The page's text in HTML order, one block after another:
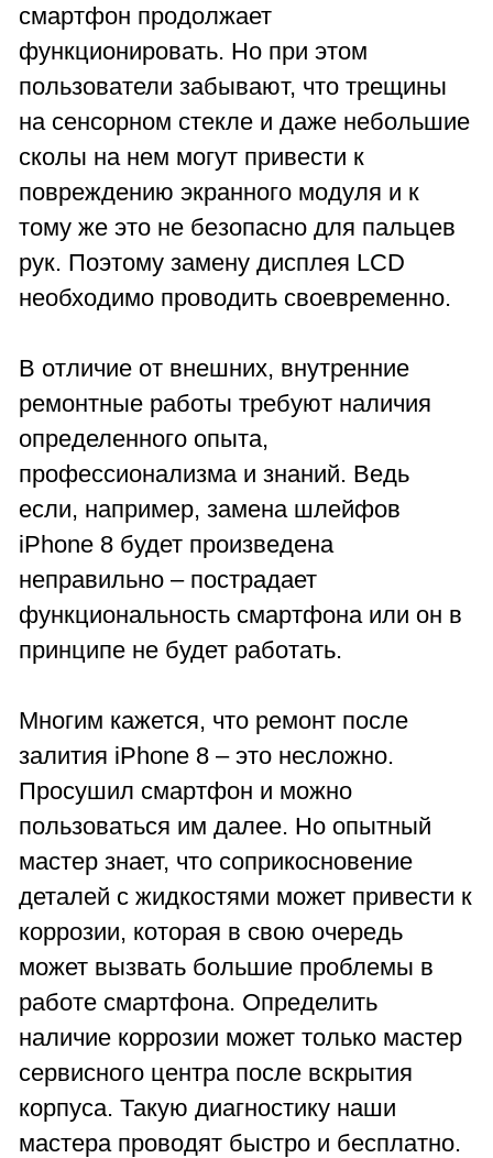
смартфон продолжает
функционировать. Но при этом
пользователи забывают, что трещины
на сенсорном стекле и даже небольшие
сколы на нем могут привести к
повреждению экранного модуля и к
тому же это не безопасно для пальцев
рук. Поэтому замену дисплея LCD
необходимо проводить своевременно.
В отличие от внешних, внутренние
ремонтные работы требуют наличия
определенного опыта,
профессионализма и знаний. Ведь
если, например, замена шлейфов
iPhone 8 будет произведена
неправильно – пострадает
функциональность смартфона или он в
принципе не будет работать.
Многим кажется, что ремонт после
залития iPhone 8 – это несложно.
Просушил смартфон и можно
пользоваться им далее. Но опытный
мастер знает, что соприкосновение
деталей с жидкостями может привести к
коррозии, которая в свою очередь
может вызвать большие проблемы в
работе смартфона. Определить
наличие коррозии может только мастер
сервисного центра после вскрытия
корпуса. Такую диагностику наши
мастера проводят быстро и бесплатно.